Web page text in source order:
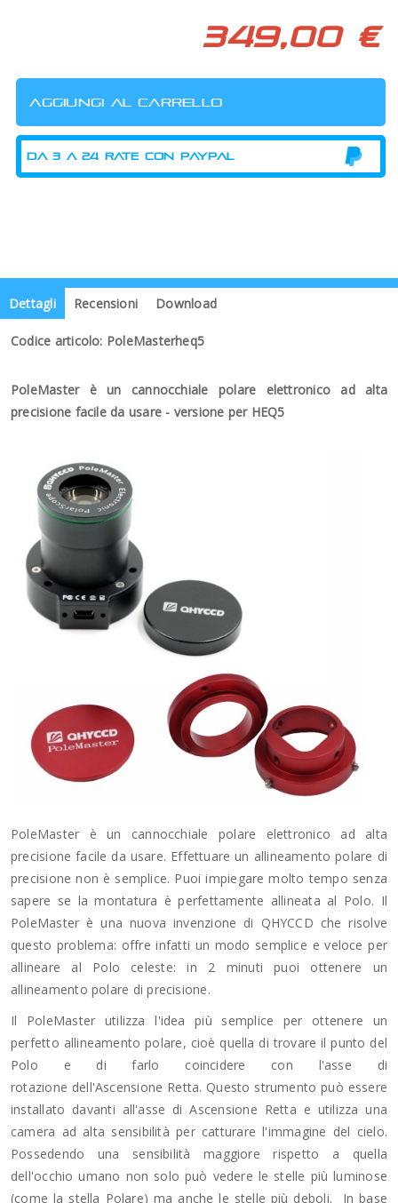
349,00 €
Dettagli Recensioni Download
Codice articolo: PoleMasterheq5
PoleMaster è un cannocchiale polare elettronico ad alta
precisione facile da usare - versione per HEQ5
PoleMaster è un cannocchiale polare elettronico ad alta
precisione facile da usare. Effettuare un allineamento polare di
precisione non è semplice. Puoi impiegare molto tempo senza
sapere se la montatura è perfettamente allineata al Polo. Il
PoleMaster è una nuova invenzione di QHYCCD che risolve
questo problema: offre infatti un modo semplice e veloce per
allineare al Polo celeste: in 2 minuti puoi ottenere un
allineamento polare di precisione.
Il PoleMaster utilizza l'idea più semplice per ottenere un
perfetto allineamento polare, cioè quella di trovare il punto del
Polo e di farlo coincidere con l'asse di
rotazione dell'Ascensione Retta. Questo strumento può essere
installato davanti all'asse di Ascensione Retta e utilizza una
camera ad alta sensibilità per catturare l'immagine del cielo.
Possedendo una sensibilità maggiore rispetto a quella
dell'occhio umano non solo può vedere le stelle più luminose
(come la stella Polare) ma anche le stelle più deboli. In base